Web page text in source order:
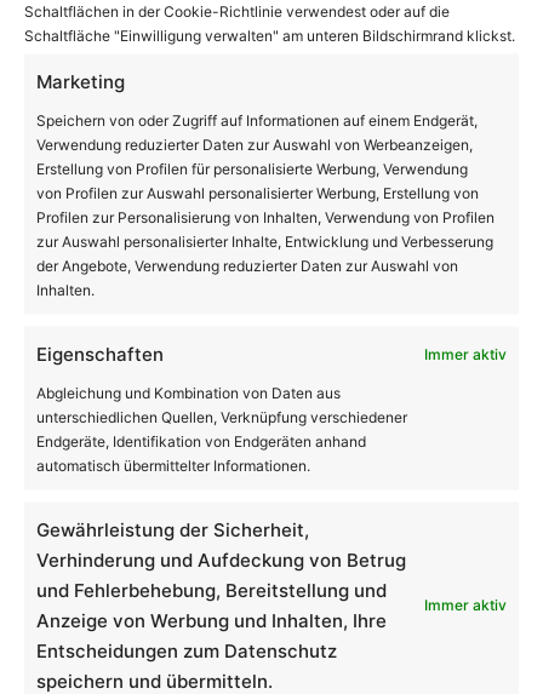
Schaltflächen in der Cookie-Richtlinie verwendest oder auf die
Schaltfläche "Einwilligung verwalten" am unteren Bildschirmrand klickst.
Marketing
Speichern von oder Zugriff auf Informationen auf einem Endgerät,
Verwendung reduzierter Daten zur Auswahl von Werbeanzeigen,
Erstellung von Profilen für personalisierte Werbung, Verwendung
von Profilen zur Auswahl personalisierter Werbung, Erstellung von
Profilen zur Personalisierung von Inhalten, Verwendung von Profilen
zur Auswahl personalisierter Inhalte, Entwicklung und Verbesserung
der Angebote, Verwendung reduzierter Daten zur Auswahl von
Inhalten.
Eigenschaften Immer aktiv
Abgleichung und Kombination von Daten aus
unterschiedlichen Quellen, Verknüpfung verschiedener
Endgeräte, Identifikation von Endgeräten anhand
automatisch übermittelter Informationen.
Gewährleistung der Sicherheit,
Verhinderung und Aufdeckung von Betrug
und Fehlerbehebung, Bereitstellung und
Anzeige von Werbung und Inhalten, Ihre
Entscheidungen zum Datenschutz
speichern und übermitteln.
Immer aktiv
Suchen …
Acryl auf Vinyl
Archiv
November 2025